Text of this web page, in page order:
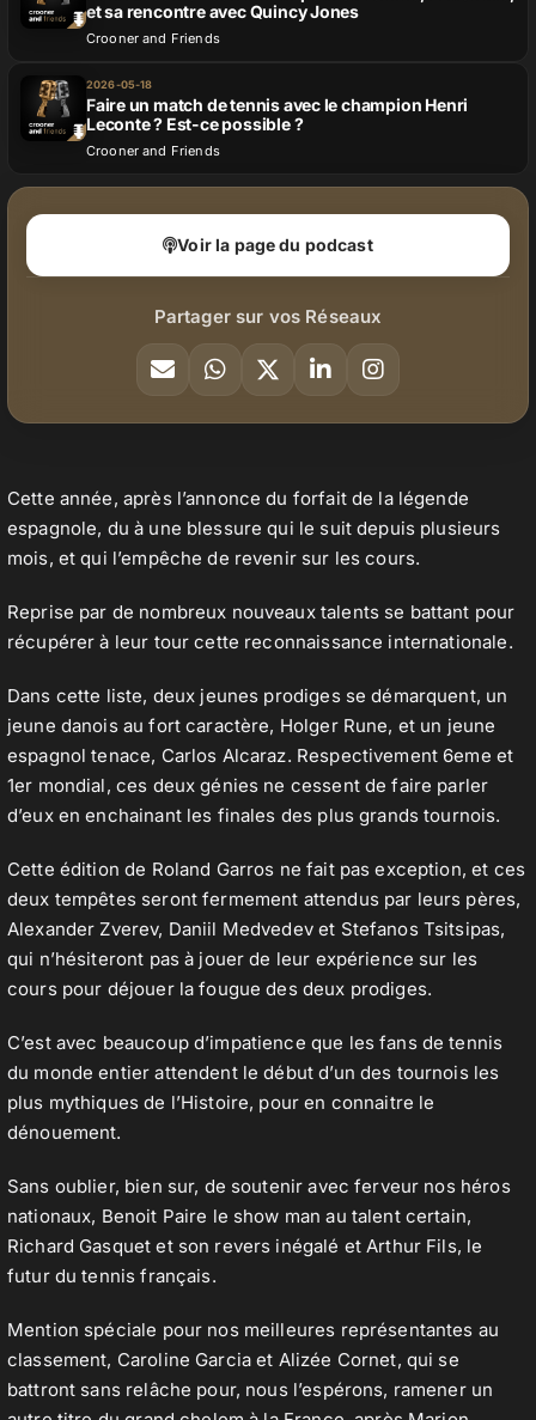
et sa rencontre avec Quincy Jones
Crooner and Friends
2026-05-18
Faire un match de tennis avec le champion Henri
Leconte ? Est-ce possible ?
Crooner and Friends
Voir la page du podcast
Partager sur vos Réseaux
Cette année, après l’annonce du forfait de la légende
espagnole, du à une blessure qui le suit depuis plusieurs
mois, et qui l’empêche de revenir sur les cours.
Reprise par de nombreux nouveaux talents se battant pour
récupérer à leur tour cette reconnaissance internationale.
Dans cette liste, deux jeunes prodiges se démarquent, un
jeune danois au fort caractère, Holger Rune, et un jeune
espagnol tenace, Carlos Alcaraz. Respectivement 6eme et
1er mondial, ces deux génies ne cessent de faire parler
d’eux en enchainant les finales des plus grands tournois.
Cette édition de Roland Garros ne fait pas exception, et ces
deux tempêtes seront fermement attendus par leurs pères,
Alexander Zverev, Daniil Medvedev et Stefanos Tsitsipas,
qui n’hésiteront pas à jouer de leur expérience sur les
cours pour déjouer la fougue des deux prodiges.
C’est avec beaucoup d’impatience que les fans de tennis
du monde entier attendent le début d’un des tournois les
plus mythiques de l’Histoire, pour en connaitre le
dénouement.
Sans oublier, bien sur, de soutenir avec ferveur nos héros
nationaux, Benoit Paire le show man au talent certain,
Richard Gasquet et son revers inégalé et Arthur Fils, le
futur du tennis français.
Mention spéciale pour nos meilleures représentantes au
classement, Caroline Garcia et Alizée Cornet, qui se
battront sans relâche pour, nous l’espérons, ramener un